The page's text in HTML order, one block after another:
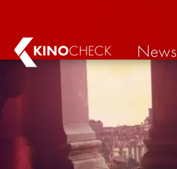
KINOCHECK News